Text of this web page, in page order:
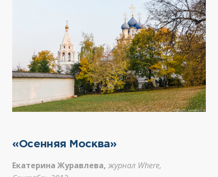
«Осенняя Москва»
Екатерина Журавлева, журнал Where,